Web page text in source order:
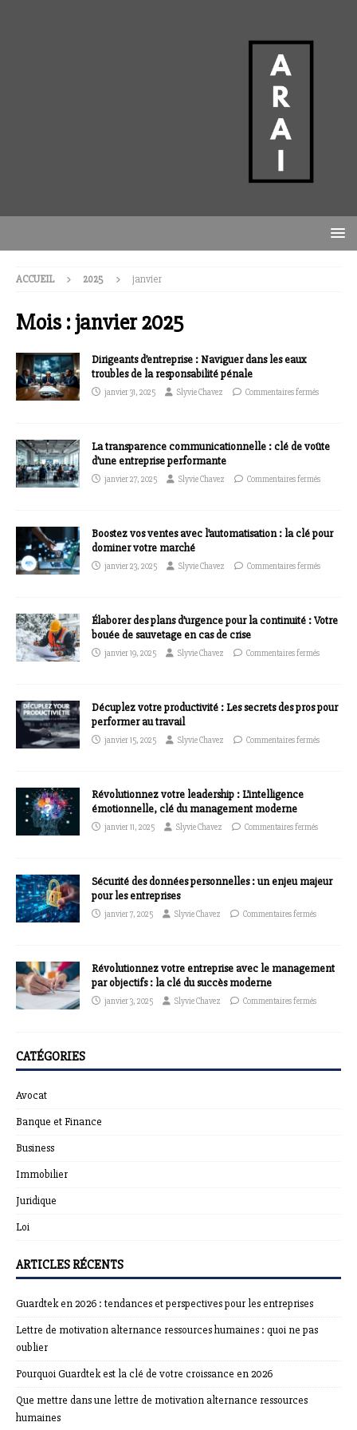
ACCUEIL 2025 janvier
Mois :janvier 2025
Dirigeants d’entreprise : Naviguer dans les eaux
troubles de la responsabilité pénale
janvier 31, 2025 Slyvie Chavez Commentaires fermés
La transparence communicationnelle : clé de voûte
d’une entreprise performante
janvier 27, 2025 Slyvie Chavez Commentaires fermés
Boostez vos ventes avec l’automatisation : la clé pour
dominer votre marché
janvier 23, 2025 Slyvie Chavez Commentaires fermés
Élaborer des plans d’urgence pour la continuité : Votre
bouée de sauvetage en cas de crise
janvier 19, 2025 Slyvie Chavez Commentaires fermés
Décuplez votre productivité : Les secrets des pros pour
performer au travail
janvier 15, 2025 Slyvie Chavez Commentaires fermés
Révolutionnez votre leadership : L’intelligence
émotionnelle, clé du management moderne
janvier 11, 2025 Slyvie Chavez Commentaires fermés
Sécurité des données personnelles : un enjeu majeur
pour les entreprises
janvier 7, 2025 Slyvie Chavez Commentaires fermés
Révolutionnez votre entreprise avec le management
par objectifs : la clé du succès moderne
janvier 3, 2025 Slyvie Chavez Commentaires fermés
CATÉGORIES
Avocat
Banque et Finance
Business
Immobilier
Juridique
Loi
ARTICLES RÉCENTS
Guardtek en 2026 : tendances et perspectives pour les entreprises
Lettre de motivation alternance ressources humaines : quoi ne pas
oublier
Pourquoi Guardtek est la clé de votre croissance en 2026
Que mettre dans une lettre de motivation alternance ressources
humaines